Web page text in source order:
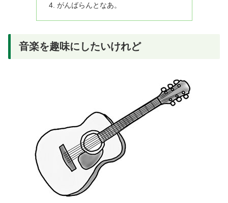
がんばらんとなあ。
音楽を趣味にしたいけれど